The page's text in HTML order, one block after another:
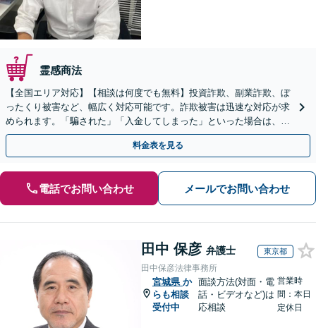
霊感商法
【全国エリア対応】【相談は何度でも無料】投資詐欺、副業詐欺、ぼ
ったくり被害など、幅広く対応可能です。詐欺被害は迅速な対応が求
められます。「騙された」「入金してしまった」といった場合は、お
早めにご相談ください。【電話・メール・WEB相談可】
料金表を見る
電話でお問い合わせ メールでお問い合わせ
田中 保彦 弁護士 東京都
田中保彦法律事務所
宮城県 か
らも相談
受付中
面談方法(対面・電
話・ビデオなど)は
応相談
営業時
間：本日
定休日